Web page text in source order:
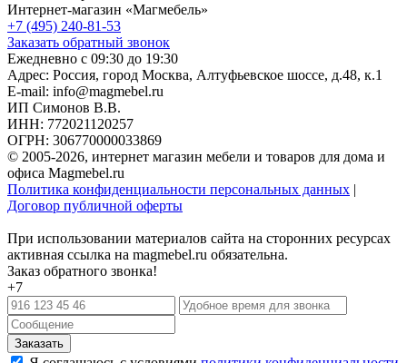
Интернет-магазин «Магмебель»
+7 (495) 240-81-53
Заказать обратный звонок
Ежедневно с 09:30 до 19:30
Адрес: Россия, город Москва, Алтуфьевское шоссе, д.48, к.1
E-mail: info@magmebel.ru
ИП Симонов В.В.
ИНН: 772021120257
ОГРН: 306770000033869
© 2005-2026, интернет магазин мебели и товаров для дома и
офиса Magmebel.ru
Политика конфиденциальности персональных данных |
Договор публичной оферты
При использовании материалов сайта на сторонних ресурсах
активная ссылка на magmebel.ru обязательна.
Заказ обратного звонка!
+7